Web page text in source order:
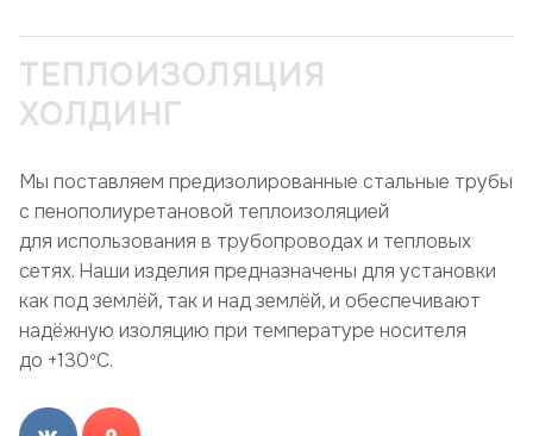
ТЕПЛОИЗОЛЯЦИЯ
ХОЛДИНГ
Мы поставляем предизолированные стальные трубы
с пенополиуретановой теплоизоляцией
для использования в трубопроводах и тепловых
сетях. Наши изделия предназначены для установки
как под землёй, так и над землёй, и обеспечивают
надёжную изоляцию при температуре носителя
до +130ºC.